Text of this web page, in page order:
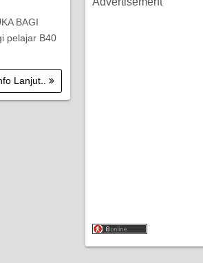
BAGI
pelajar B40
Lanjut..